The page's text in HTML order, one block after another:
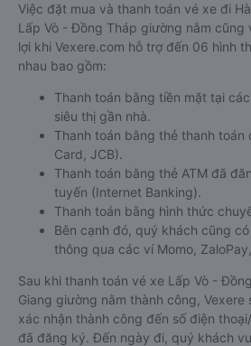
Việc đặt mua và thanh toán vé xe đi
Lấp Vò - Đồng Tháp giường nằm cũng
lợi khi Vexere.com hỗ trợ đến 06 hình
nhau bao gồm:
Thanh toán bằng tiền mặt tại
siêu thị gần nhà.
Thanh toán bằng thẻ thanh toán
Card, JCB).
Thanh toán bằng thẻ ATM đã
tuyến (Internet Banking).
Thanh toán bằng hình thức
Bên cạnh đó, quý khách cũng
thông qua các ví Momo,
Sau khi thanh toán vé xe Lấp Vò -
Giang giường nằm thành công, Vexere
xác nhận thành công đến số điện
đã đăng ký. Đến ngày đi, quý khách